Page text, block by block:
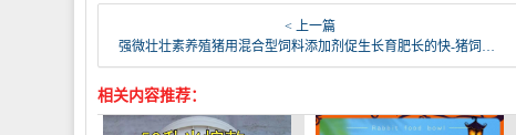
< 上一篇
强微壮壮素养殖猪用混合型饲料添加剂促生长育肥长的快-猪饲料(强微旗舰店仅售28元)
相关内容推荐：